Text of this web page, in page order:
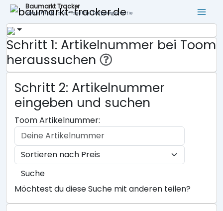
Baumarkt Tracker
Lokale Filialsuche - ideal für Tiefpreisgarantie
Schritt 1: Artikelnummer bei Toom
heraussuchen
Schritt 2: Artikelnummer
eingeben und suchen
Toom Artikelnummer:
Suche
Möchtest du diese Suche mit anderen teilen?